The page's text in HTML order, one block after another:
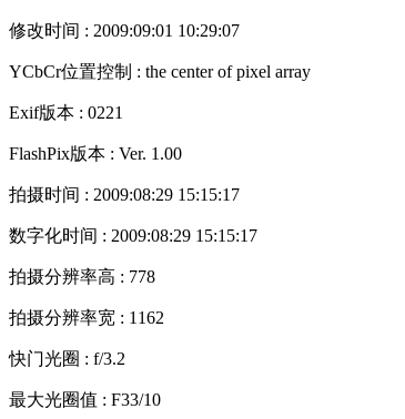
修改时间 : 2009:09:01 10:29:07
YCbCr位置控制 : the center of pixel array
Exif版本 : 0221
FlashPix版本 : Ver. 1.00
拍摄时间 : 2009:08:29 15:15:17
数字化时间 : 2009:08:29 15:15:17
拍摄分辨率高 : 778
拍摄分辨率宽 : 1162
快门光圈 : f/3.2
最大光圈值 : F33/10